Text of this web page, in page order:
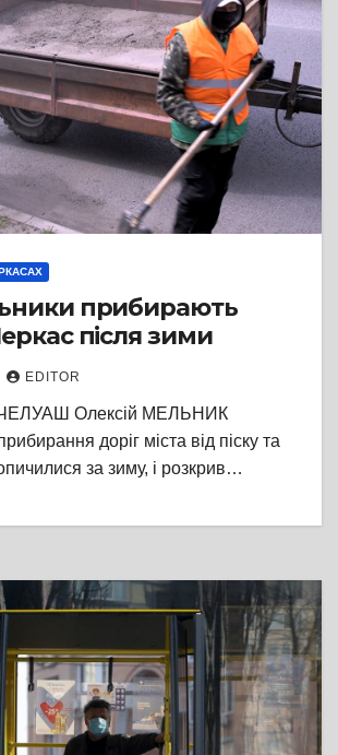
прибирають
після зими
EDITOR
Олексій МЕЛЬНИК
доріг міста від піску та
за зиму, і розкрив…